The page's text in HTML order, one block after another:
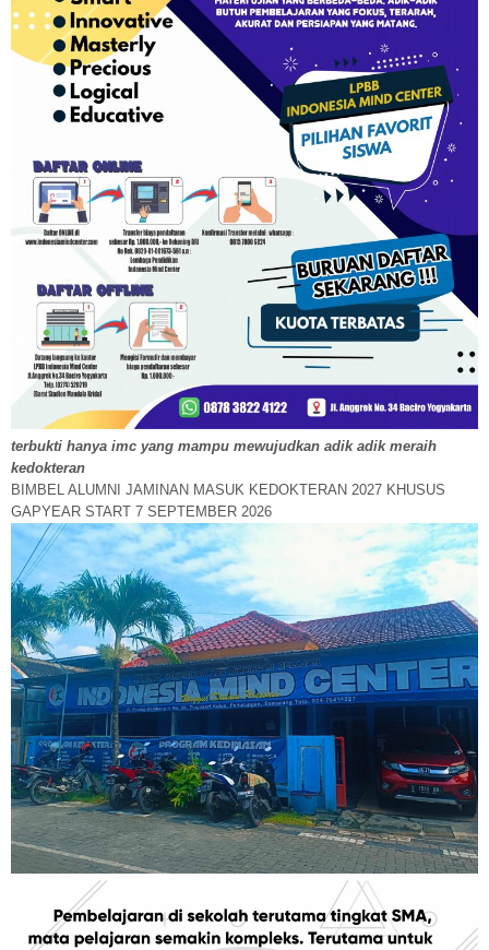
terbukti hanya imc yang mampu mewujudkan adik adik meraih
kedokteran
BIMBEL ALUMNI JAMINAN MASUK KEDOKTERAN 2027 KHUSUS
GAPYEAR START 7 SEPTEMBER 2026